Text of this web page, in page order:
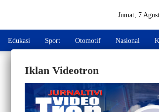
Jumat, 7
Edukasi Sport Otomotif Nasional
Iklan Videotron